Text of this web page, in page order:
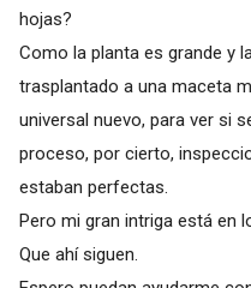
hojas?
Como la planta es grande y
trasplantado a una maceta
universal nuevo, para ver si
proceso, por cierto,
estaban perfectas.
Pero mi gran intriga está en
Que ahí siguen.